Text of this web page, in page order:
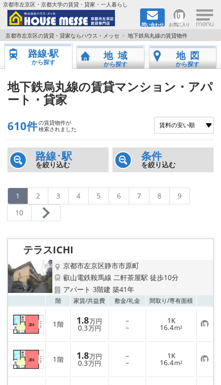
京都市左京区・京都大学の賃貸・貸家・一人暮らし
問い合わせ お気に入り ×
TOPページ
地図から検索
地域から検索
京都大学＆京都芸術大学生さんに
書類DL & 入居者さまへ
家族で住むならマンション？賃家？
ペット相談OKの賃貸！
特選物件
ハウスメーカー施工特集！
路線·駅から探す
IT重説について
スタッフ紹介
賃貸管理の北白川店
店舗情報·アクセス
京都市左京区の賃貸・貸家ならハウス・メッセ 地下鉄烏丸線の賃貸物件
路線·駅
から探す
地域
から探す
地図
から探す
地下鉄烏丸線の賃貸マンション・アパ
ート・貸家
610件の賃貸物件が
検索されました
路線･駅
を絞り込む
条件
を絞り込む
1 2 3 4 5 6 7 8
9
10
テラスICHI
京都市左京区静市市原町
叡山電鉄鞍馬線 二軒茶屋駅 徒歩10分
アパート 3階建 築41年
階 家賃/共益費 敷金/礼金 間取り/専有面積
1 階 1.8万円
0.3万円
－
－
1K
16.4m² お
気
に
入
り
登
録
1 階 1.8万円
0.3万円
－
－
1K
16.4m² お
気
に
入